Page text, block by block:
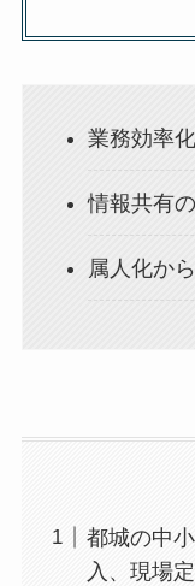
業務効率
情報共有
属人化か
都城の中
入、現場